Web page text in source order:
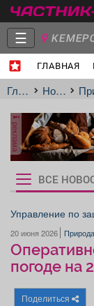
☰
ГЛАВНАЯ
Главная
Объявления
Работа
Главная Новости
реклама
Рукбрики
новостей
ВСЕ
Управление по
20 июня 2026
погоде на
Поделиться